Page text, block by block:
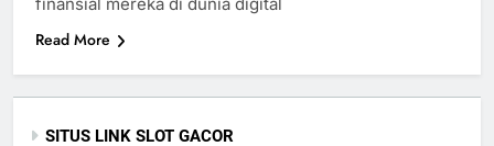
Read More
SITUS LINK SLOT GACOR